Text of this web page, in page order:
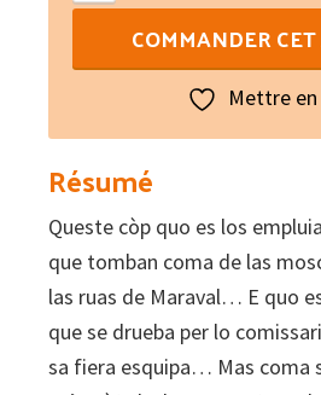
de
SevdijeCOMMANDER
Mettre
Résumé
Queste còp quo es los
que tomban coma de las
las ruas de Maraval… E quo
que se drueba per lo
sa fiera esquipa… Mas coma